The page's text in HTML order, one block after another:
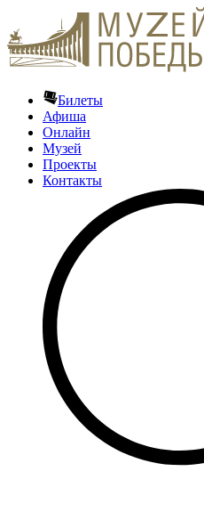
Билеты
Афиша
Онлайн
Музей
Проекты
Контакты